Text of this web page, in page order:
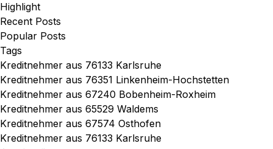
Highlight
Recent Posts
Popular Posts
Tags
Kreditnehmer aus 76133 Karlsruhe
Kreditnehmer aus 76351 Linkenheim-Hochstetten
Kreditnehmer aus 67240 Bobenheim-Roxheim
Kreditnehmer aus 65529 Waldems
Kreditnehmer aus 67574 Osthofen
Kreditnehmer aus 76133 Karlsruhe